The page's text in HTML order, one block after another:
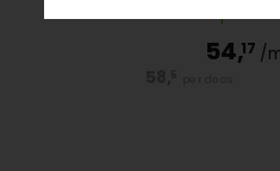
Op
54,17 /